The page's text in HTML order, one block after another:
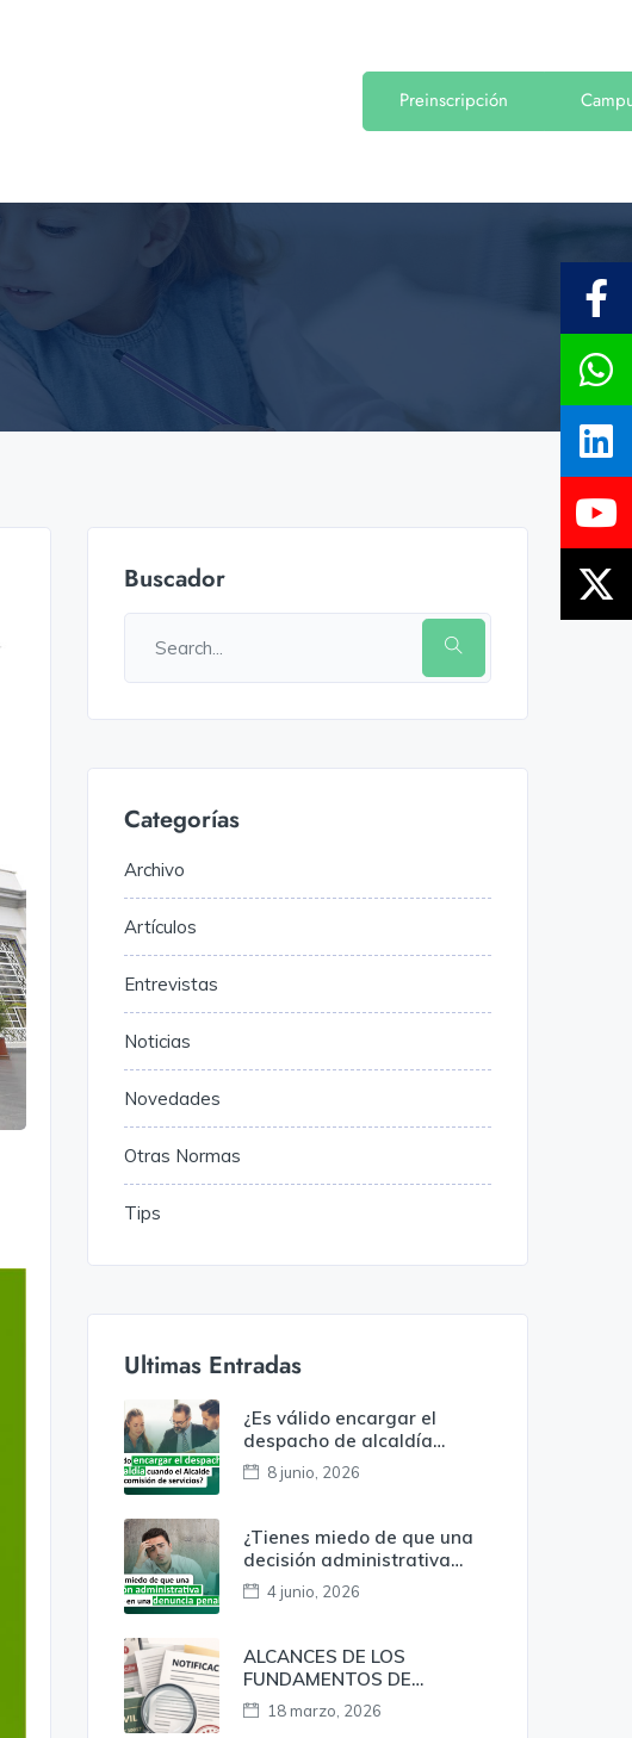
Preinscripción
Buscador
Categorías
Archivo
Artículos
Entrevistas
Noticias
Novedades
Otras Normas
Tips
Ultimas Entradas
¿Es válido encargar el
despacho de alcaldía
cuando el alcalde está en
comisión de servicios?
8 junio, 2026
¿Tienes miedo de que una
decisión administrativa
termine en una denuncia
penal?
4 junio, 2026
ALCANCES DE LOS
FUNDAMENTOS DE
OBSERVANCIA
OBLIGATORIA EN LA
18 marzo, 2026